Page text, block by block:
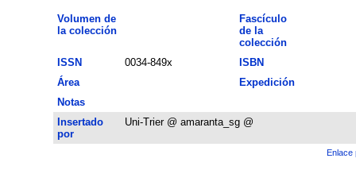
Volumen de
la colección
Fascículo
de la
colección
ISSN
0034-849x
ISBN
Área
Expedición
Notas
Insertado
por
Uni-Trier @ amaranta_sg @
Enlace